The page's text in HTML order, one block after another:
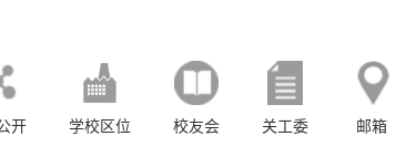
开 学校区位 校友会 关工委 邮箱